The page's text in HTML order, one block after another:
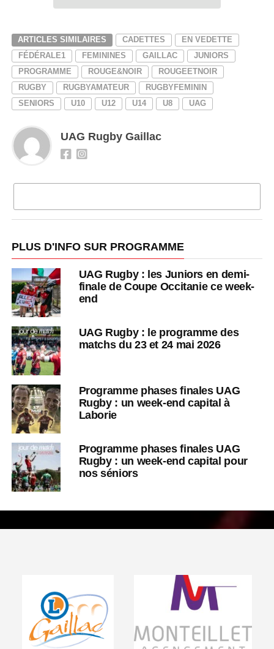
ARTICLES SIMILAIRES CADETTES
EN VEDETTE
FÉDÉRALE1
FEMININES GAILLAC
JUNIORS
PROGRAMME
ROUGE&NOIR
ROUGEETNOIR
RUGBY
RUGBYAMATEUR
RUGBYFEMININ
SENIORS
U10 U12 U14 U8 UAG
UAG Rugby Gaillac
PLUS D'INFO SUR PROGRAMME
UAG Rugby : les Juniors en demi-
finale de Coupe Occitanie ce week-
end
UAG Rugby : le programme des
matchs du 23 et 24 mai 2026
Programme phases finales UAG
Rugby : un week-end capital à
Laborie
Programme phases finales UAG
Rugby : un week-end capital pour
nos séniors